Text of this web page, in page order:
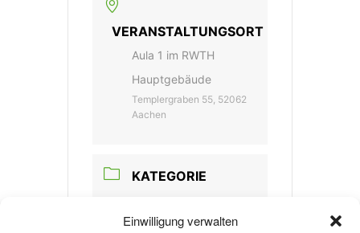
Einwilligung verwalten
VERANSTALTUNGSORT
Aula 1 im RWTH
Hauptgebäude
Templergraben 55, 52062
Aachen
KATEGORIE